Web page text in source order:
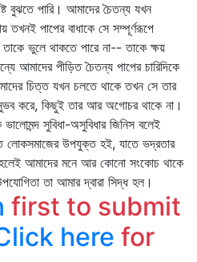
বুঝতে পারি। আমাদের চৈতন্য যখন
তখনই পাপের বাধাকে সে সম্পূর্ণরূপে
ভুলে থাকতে পারে না-- তাকে ক্ষয়
আমাদের পীড়িত চৈতন্য পাপের চারিদিকে
চিত্ত যখন চলতে থাকে তখন সে তার
করে, কিছুই তার আর অগোচর থাকে না।
সুবিধা-অসুবিধার জিনিস বলেই
লোকসমাজের উপযুক্ত হই, যাতে ভদ্রতার
আমাদের মনে আর কোনো সংকোচ থাকে
তা আমার দ্বারা সিদ্ধ হল।
first to submit
here for